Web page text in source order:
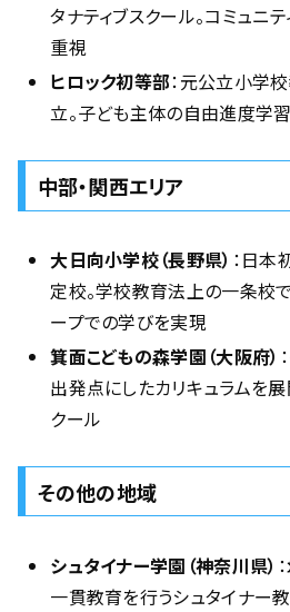
タナティブスクール。コミュニ
重視
ヒロック初等部：元公立小学
立。子ども主体の自由進度学
中部・関西エリア
大日向小学校（長野県） ：日本
定校。学校教育法上の一条校
ープでの学びを実現
箕面こどもの森学園（大阪府）
出発点にしたカリキュラムを
クール
その他の地域
シュタイナー学園（神奈川県）
一貫教育を行うシュタイナー